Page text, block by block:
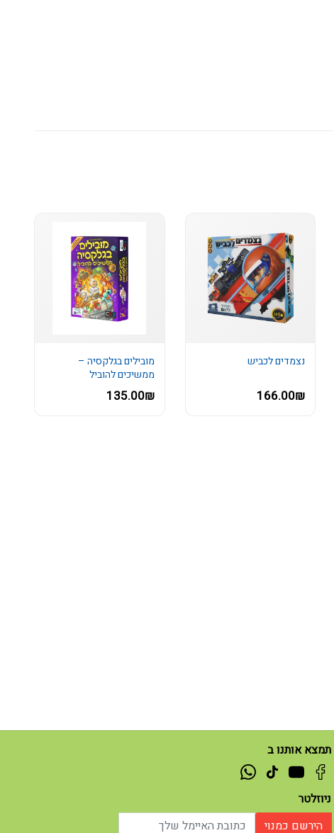
נצמדים לכביש
166.00₪
מובילים בגלקסיה –
ממשיכים להוביל
135.00₪
תמצא אותנו ב
ניוזלטר
הירשם כמנוי